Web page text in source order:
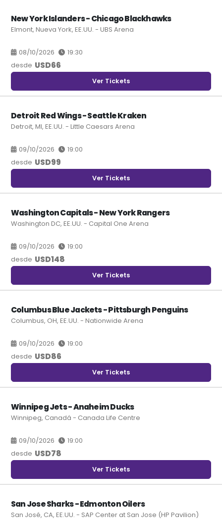
New York Islanders - Chicago Blackhawks
Elmont, Nueva York, EE.UU. - UBS Arena
08/10/2026
19:30
desde USD66
Ver Tickets
Detroit Red Wings - Seattle Kraken
Detroit, MI, EE.UU. - Little Caesars Arena
09/10/2026
19:00
desde USD99
Ver Tickets
Washington Capitals - New York Rangers
Washington DC, EE.UU. - Capital One Arena
09/10/2026
19:00
desde USD148
Ver Tickets
Columbus Blue Jackets - Pittsburgh Penguins
Columbus, OH, EE.UU. - Nationwide Arena
09/10/2026
19:00
desde USD86
Ver Tickets
Winnipeg Jets - Anaheim Ducks
Winnipeg, Canadá - Canada Life Centre
09/10/2026
19:00
desde USD78
Ver Tickets
San Jose Sharks - Edmonton Oilers
San José, CA, EE.UU. - SAP Center at San Jose (HP Pavilion)